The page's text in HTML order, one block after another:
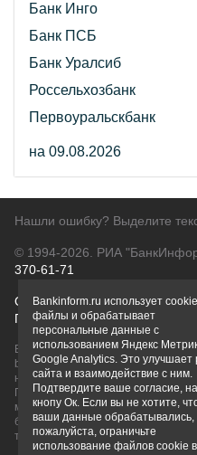
Банк Инго
Банк ПСБ
Банк Уралсиб
Россельхозбанк
Первоуральскбанк
на 09.08.2026
Нашли ошибку? Выделите
© 1994-2026. РИА
370-61-71
О проектеПолитика
Правовая информацияДля
Вся информация о продуктах
bankinform.ru, носит
не является публичной офертой,
ГК РФ. Информация не содержит
может быть изменена. Конечные
банков или при личном
товарные знаки принадлежит их
Bankinform.ru использует
файлы и обрабатывает
персональные данные с
использованием Яндекс
Google Analytics. Это улучшает
сайта и взаимодействие с ним.
Подтвердите ваше согласие,
кнопу Ок. Если вы не хотите,
ваши данные обрабатывались,
пожалуйста, ограничьте
использование файлов cookie